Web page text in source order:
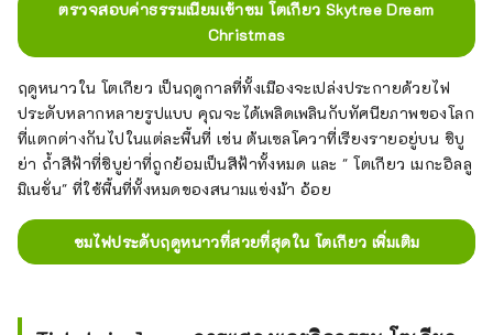
ตรวจสอบค่าธรรมเนียมเข้าชม โตเกียว Skytree Dream
Christmas
ฤดูหนาวใน โตเกียว เป็นฤดูกาลที่ทั้งเมืองจะเปล่งประกายด้วยไฟ
ประดับหลากหลายรูปแบบ คุณจะได้เพลิดเพลินกับทัศนียภาพของโลก
ที่แตกต่างกันไปในแต่ละพื้นที่ เช่น ต้นเซลโควาที่เรียงรายอยู่บน ชิบู
ย่า ถ้ำสีฟ้าที่ชิบูย่าที่ถูกย้อมเป็นสีฟ้าทั้งหมด และ " โตเกียว เมกะอิลลู
มิเนชั่น" ที่ใช้พื้นที่ทั้งหมดของสนามแข่งม้า อ้อย
ชมไฟประดับฤดูหนาวที่สวยที่สุดใน โตเกียว เพิ่มเติม